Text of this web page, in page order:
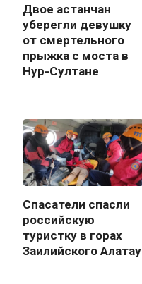
Двое астанчан
уберегли девушку
от смертельного
прыжка с моста в
Нур-Султане
Спасатели спасли
российскую
туристку в горах
Заилийского Алатау